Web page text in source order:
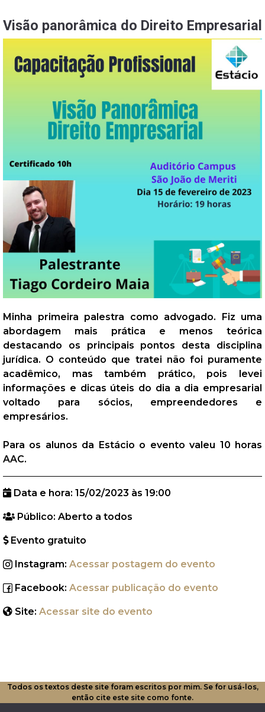
Visão panorâmica do Direito Empresarial
Minha primeira palestra como advogado. Fiz uma
abordagem mais prática e menos teórica
destacando os principais pontos desta disciplina
jurídica. O conteúdo que tratei não foi puramente
acadêmico, mas também prático, pois levei
informações e dicas úteis do dia a dia empresarial
voltado para sócios, empreendedores e
empresários.
Para os alunos da Estácio o evento valeu 10 horas
AAC.
Data e hora: 15/02/2023 às 19:00
Público: Aberto a todos
Evento gratuito
Instagram: Acessar postagem do evento
Facebook: Acessar publicação do evento
Site: Acessar site do evento
Todos os textos deste site foram escritos por mim. Se for usá-los,
então cite este site como fonte.